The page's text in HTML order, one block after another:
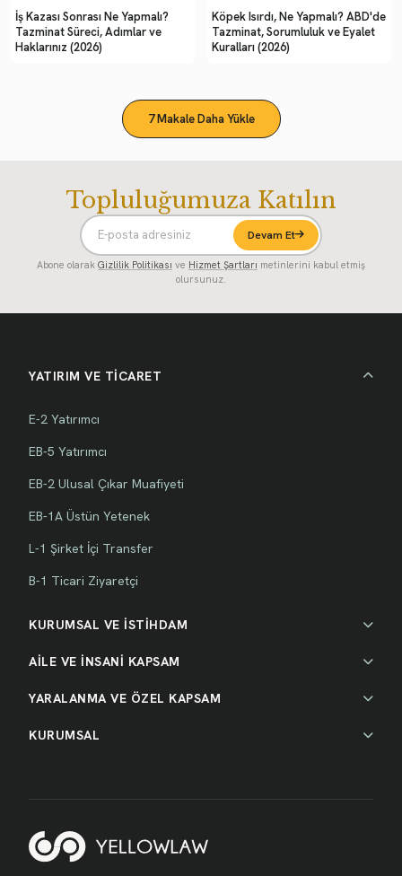
İş Kazası Sonrası Ne Yapmalı?
Tazminat Süreci, Adımlar ve
Haklarınız (2026)
Köpek Isırdı, Ne Yapmalı? ABD'de
Tazminat, Sorumluluk ve Eyalet
Kuralları (2026)
7 Makale Daha Yükle
Topluluğumuza Katılın
Devam Et
Abone olarak Gizlilik Politikası ve Hizmet Şartları metinlerini kabul etmiş
olursunuz.
YATIRIM VE TİCARET
E-2 Yatırımcı
EB-5 Yatırımcı
EB-2 Ulusal Çıkar Muafiyeti
EB-1A Üstün Yetenek
L-1 Şirket İçi Transfer
B-1 Ticari Ziyaretçi
KURUMSAL VE İSTİHDAM
AİLE VE İNSANİ KAPSAM
YARALANMA VE ÖZEL KAPSAM
KURUMSAL